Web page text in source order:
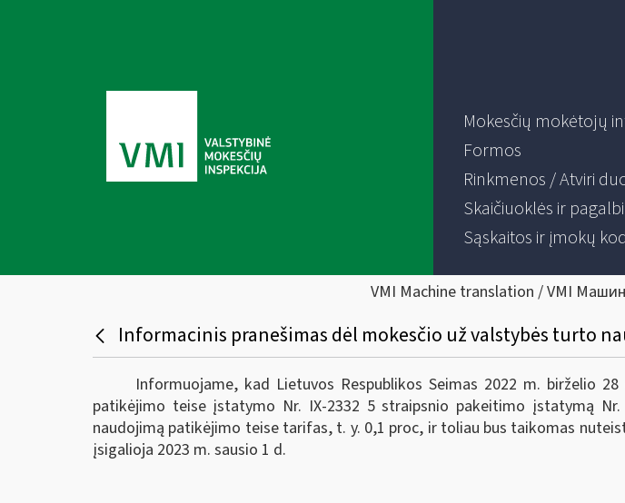
Mokesčių mokėtojų
Formos
Rinkmenos / Atviri
Skaičiuoklės ir
Sąskaitos ir įmokų
VMI Machine translation / VMI
Informacinis pranešimas dėl mokesčio už valstybės turto
Informuojame, kad Lietuvos Respublikos Seimas 2022 m. birželio
patikėjimo teise įstatymo Nr. IX-2332 5 straipsnio pakeitimo įstatymą
naudojimą patikėjimo teise tarifas, t. y. 0,1 proc, ir toliau bus taikomas
įsigalioja 2023 m. sausio 1 d.